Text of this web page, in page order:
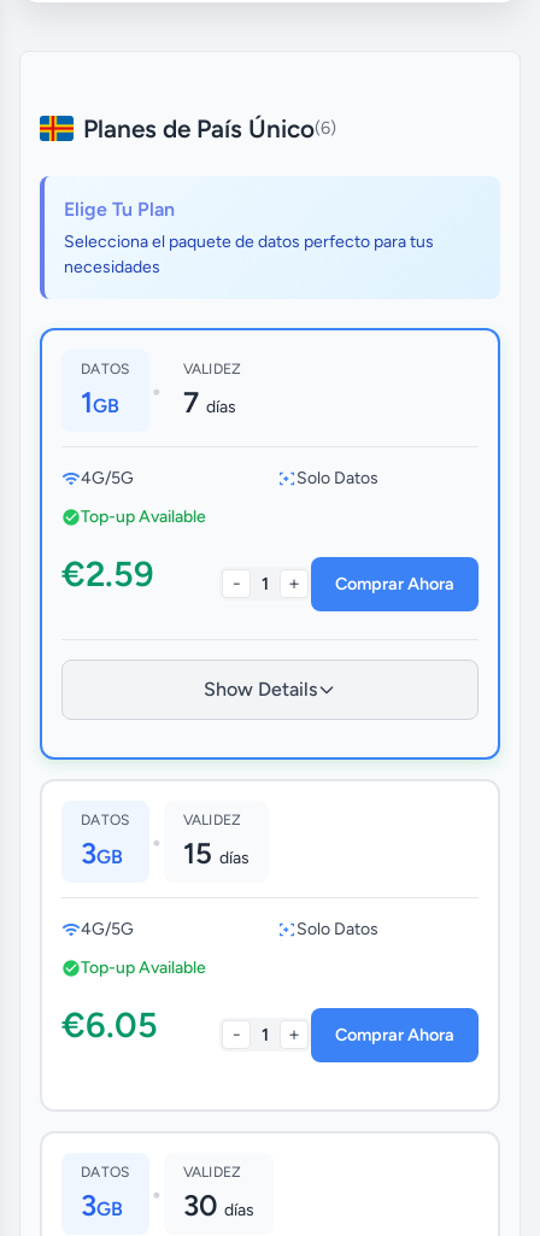
Planes de País Único(6)
Elige Tu Plan
Selecciona el paquete de datos perfecto para tus
necesidades
DATOS
1GB •
VALIDEZ
7 días
4G/5G
Solo Datos
Top-up Available
€2.59 - 1 + Comprar Ahora
Show Details
DATOS
3GB •
VALIDEZ
15 días
4G/5G
Solo Datos
Top-up Available
€6.05 - 1 + Comprar Ahora
DATOS
3GB •
VALIDEZ
30 días